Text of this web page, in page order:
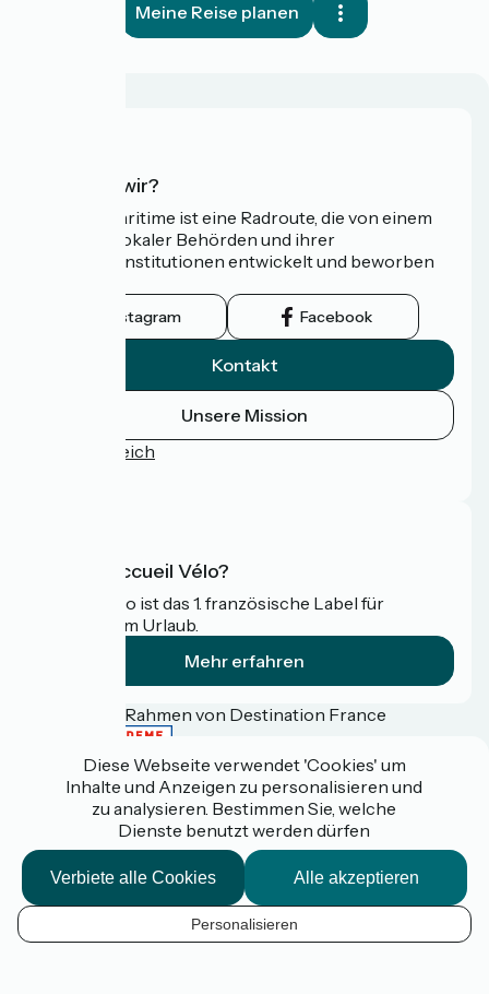
DE
Meine Reise planen
Wer sind wir?
Die Vélomaritime ist eine Radroute, die von einem
Netzwerk lokaler Behörden und ihrer
Tourismusinstitutionen entwickelt und beworben
Instagram Facebook
Kontakt
Unsere Mission
Pressebereich
Was ist Accueil Vélo?
Accueil Vélo ist das 1. französische Label für
Radfahrer im Urlaub.
Mehr erfahren
Gefördert im Rahmen von Destination France
Espace pro / presse
Plan du site
Mentions légales
Kontakt
Réalisation :
StudioJuilletet France Vélo Tourisme
Diese Webseite verwendet 'Cookies' um
Inhalte und Anzeigen zu personalisieren und
zu analysieren. Bestimmen Sie, welche
Dienste benutzt werden dürfen
Alle akzeptieren
Verbiete alle Cookies
Personalisieren